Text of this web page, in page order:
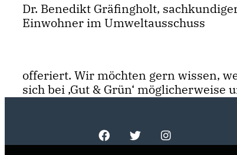
Dr. Benedikt Gräfingholt,
Einwohner im Umweltausschuss
offeriert. Wir möchten gern wissen,
sich bei ‚Gut & Grün‘